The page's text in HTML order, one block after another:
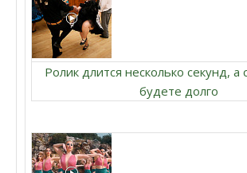
Ролик длится несколько секунд, а
будете долго